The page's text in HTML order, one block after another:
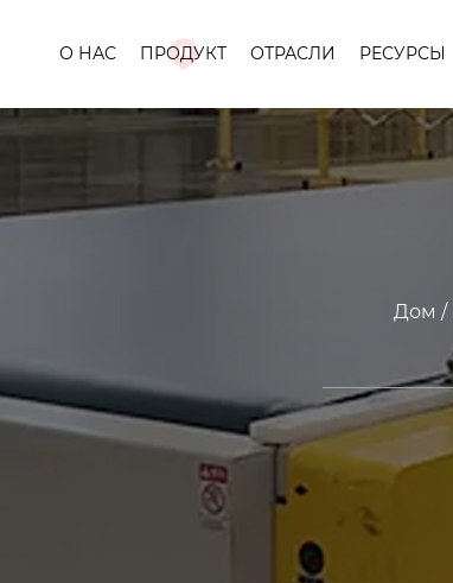
О НАС ПРОДУКТ ОТРАСЛИ РЕСУРСЫ
Дом /